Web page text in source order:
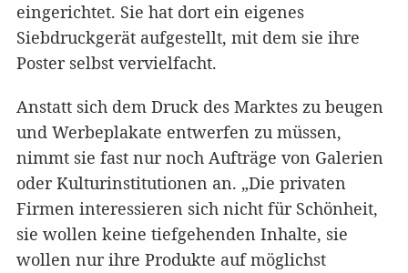
eingerichtet. Sie hat dort ein eigenes
Siebdruckgerät aufgestellt, mit dem sie ihre
Poster selbst vervielfacht.
Anstatt sich dem Druck des Marktes zu beugen
und Werbeplakate entwerfen zu müssen,
nimmt sie fast nur noch Aufträge von Galerien
oder Kulturinstitutionen an. „Die privaten
Firmen interessieren sich nicht für Schönheit,
sie wollen keine tiefgehenden Inhalte, sie
wollen nur ihre Produkte auf möglichst